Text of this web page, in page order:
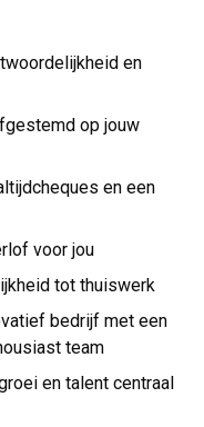
en
op jouw
en een
voor jou
tot thuiswerk
bedrijf met een
team
en talent centraal